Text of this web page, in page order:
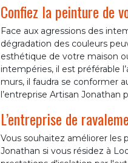
Confiez la peinture de
Face aux agressions des
dégradation des couleurs
esthétique de votre maison
intempéries, il est préférable
murs, il faudra se conformer
l’entreprise Artisan Jonathan
L’entreprise de
Vous souhaitez améliorer
Jonathan si vous résidez à